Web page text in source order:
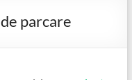
parcare